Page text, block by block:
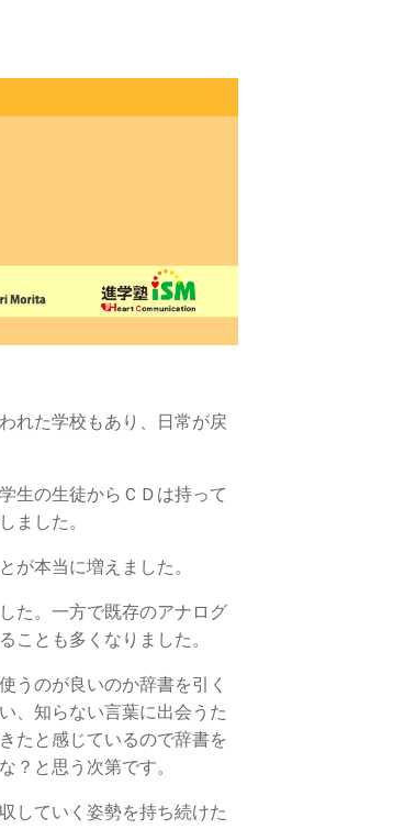
れた学校もあり、日常が戻
生の生徒からＣＤは持って
ました。
が本当に増えました。
た。一方で既存のアナログ
ことも多くなりました。
うのが良いのか辞書を引く
、知らない言葉に出会うた
たと感じているので辞書を
？と思う次第です。
していく姿勢を持ち続けた